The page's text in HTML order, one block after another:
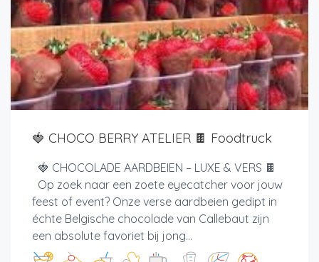
🍓 CHOCO BERRY ATELIER 🍫 Foodtruck
🍓 CHOCOLADE AARDBEIEN – LUXE & VERS 🍫
Op zoek naar een zoete eyecatcher voor jouw
feest of event? Onze verse aardbeien gedipt in
échte Belgische chocolade van Callebaut zijn
een absolute favoriet bij jong...